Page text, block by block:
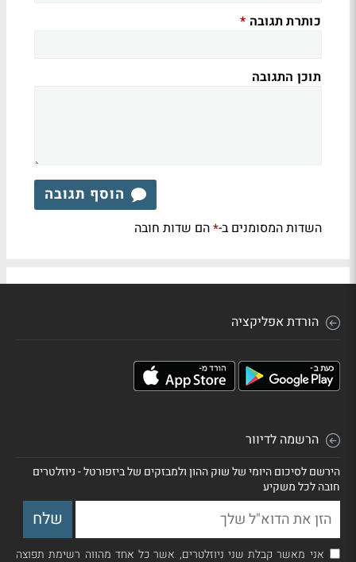
כותרת תגובה *
תוכן התגובה
הוסף תגובה
השדות המסומנים ב-*הם שדות חובה
הורדת אפליקציה
הרשמה לדיוור
הירשם לסיכום היומי של שוק ההון ולמבזקים של ביזפורטל - ניוזלטרים
חובה לכל משקיע
אני מאשר קבלת שני ניוזלטרים, אשר כל אחד מהווה רשימת תפוצה